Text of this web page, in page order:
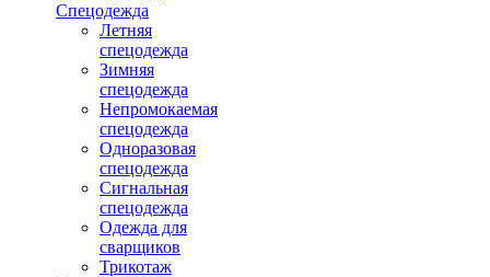
Спецодежда
Летняя
спецодежда
Зимняя
спецодежда
Непромокаемая
спецодежда
Одноразовая
спецодежда
Сигнальная
спецодежда
Одежда для
сварщиков
Трикотаж